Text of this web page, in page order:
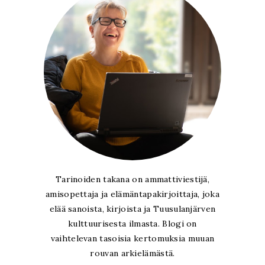
Tarinoiden takana on ammattiviestijä,
amisopettaja ja elämäntapakirjoittaja, joka
elää sanoista, kirjoista ja Tuusulanjärven
kulttuurisesta ilmasta. Blogi on
vaihtelevan tasoisia kertomuksia muuan
rouvan arkielämästä.